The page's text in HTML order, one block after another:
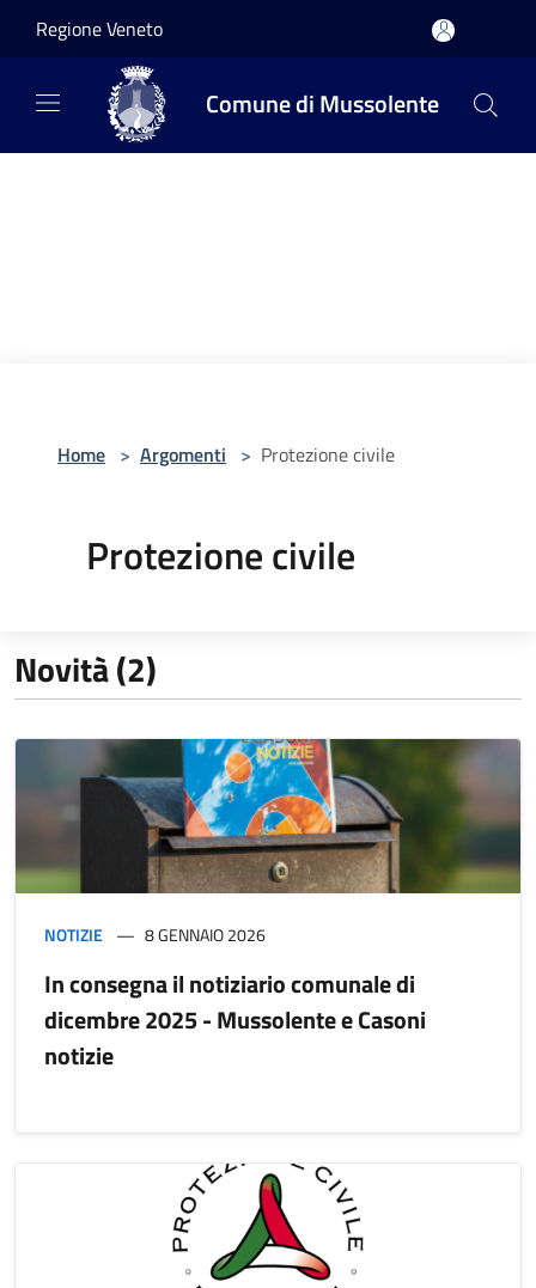
Regione Veneto
Comune di Mussolente
Home > Argomenti > Protezione civile
Protezione civile
Novità (2)
NOTIZIE 8 GENNAIO 2026
In consegna il notiziario comunale di
dicembre 2025 - Mussolente e Casoni
notizie